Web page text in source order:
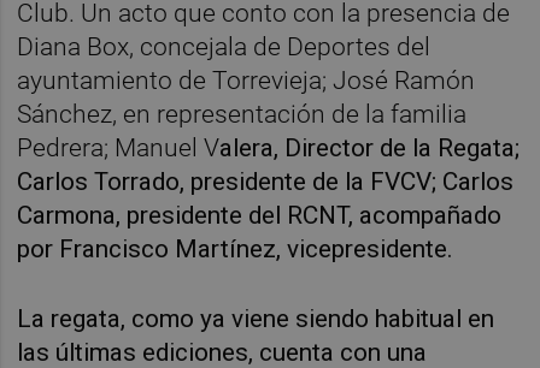
Club. Un acto que conto con la presencia de
Diana Box, concejala de Deportes del
ayuntamiento de Torrevieja; José Ramón
Sánchez, en representación de la familia
Pedrera; Manuel Valera, Director de la Regata;
Carlos Torrado, presidente de la FVCV; Carlos
Carmona, presidente del RCNT, acompañado
por Francisco Martínez, vicepresidente.
La regata, como ya viene siendo habitual en
las últimas ediciones, cuenta con una